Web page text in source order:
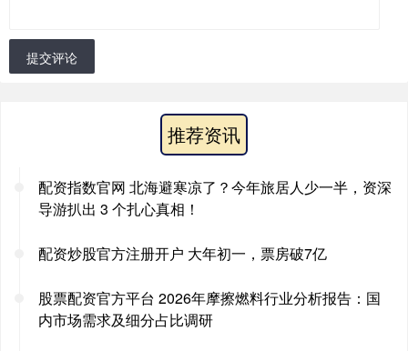
提交评论
推荐资讯
配资指数官网 北海避寒凉了？今年旅居人少一半，资深
导游扒出 3 个扎心真相！
配资炒股官方注册开户 大年初一，票房破7亿
股票配资官方平台 2026年摩擦燃料行业分析报告：国
内市场需求及细分占比调研